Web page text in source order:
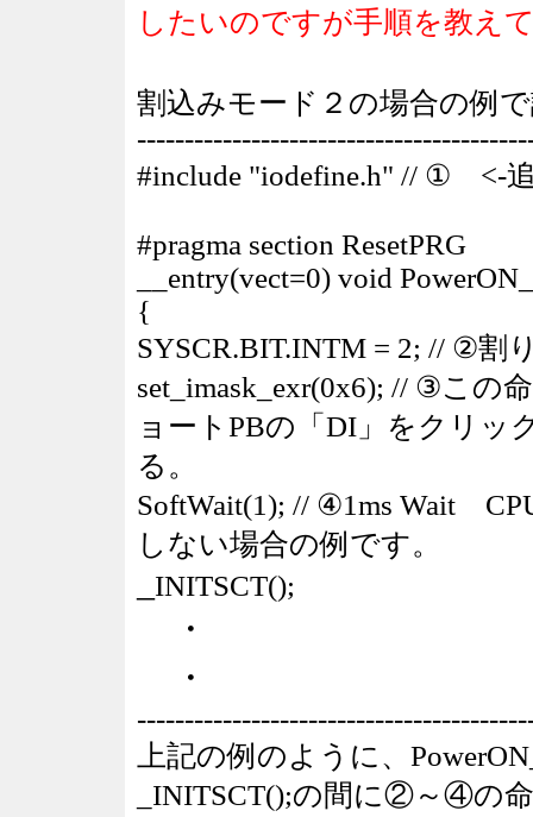
したいのですが手順を教え
割込みモード２の場合の例
#include "iodefine.h" // ① <-
#pragma section ResetPRG
__entry(vect=0) void
{
SYSCR.BIT.INTM = 2; // ②割
set_imask_exr(0x6); // ③この
ョートPBの「DI」をクリッ
る。
SoftWait(1); // ④1ms Wait
しない場合の例です。
INITSCT();
・
・
上記の例のように、
_INITSCT();の間に②～④の